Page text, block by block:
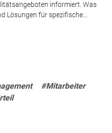
informiert. Was
Lösungen für spezifische...
#Mitarbeiter